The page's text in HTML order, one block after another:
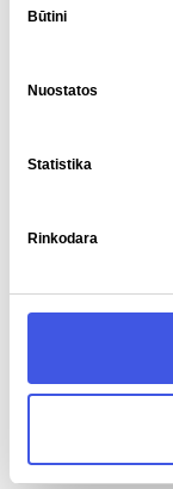
pasirinkimas
Būtini
Nuostatos
Statistika
Rinkodara